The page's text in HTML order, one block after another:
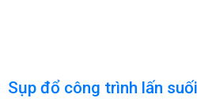
Sụp đổ công trình lấn